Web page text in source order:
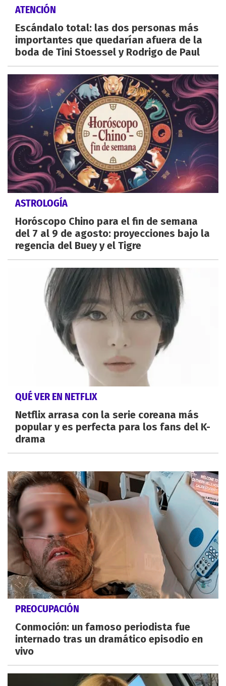
ATENCIÓN
Escándalo total: las dos personas más
importantes que quedarían afuera de la
boda de Tini Stoessel y Rodrigo de Paul
ASTROLOGÍA
Horóscopo Chino para el fin de semana
del 7 al 9 de agosto: proyecciones bajo la
regencia del Buey y el Tigre
QUÉ VER EN NETFLIX
Netflix arrasa con la serie coreana más
popular y es perfecta para los fans del K-
drama
PREOCUPACIÓN
Conmoción: un famoso periodista fue
internado tras un dramático episodio en
vivo